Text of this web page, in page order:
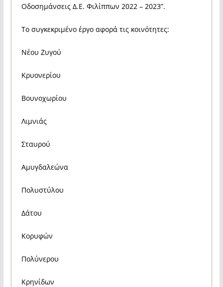
Οδοσημάνσεις Δ.Ε. Φιλίππων 2022 – 2023”.
Το συγκεκριμένο έργο αφορά τις κοινότητες:
Νέου Ζυγού
Κρυονερίου
Βουνοχωρίου
Λιμνιάς
Σταυρού
Αμυγδαλεώνα
Πολυστύλου
Δάτου
Κορυφών
Πολύνερου
Κρηνίδων